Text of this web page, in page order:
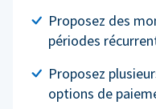
Proposez des
périodes
Proposez
options de